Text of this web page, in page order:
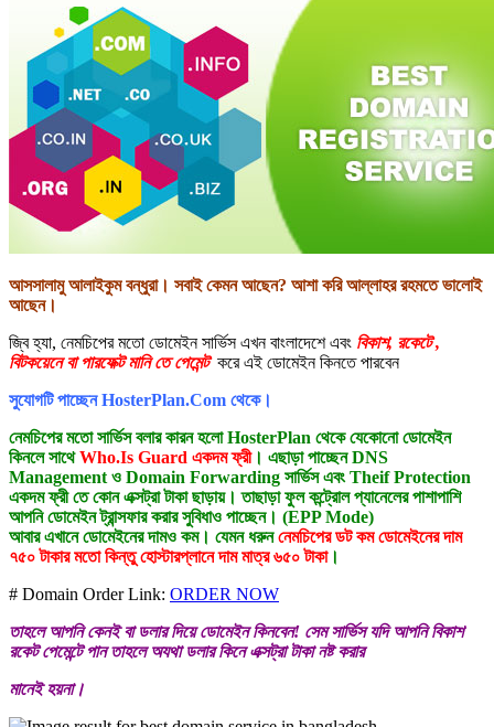
আসসালামু আলাইকুম বন্ধুরা। সবাই কেমন আছেন? আশা করি আল্লাহর রহমতে ভালোই
আছেন।
জ্বি হ্যা, নেমচিপের মতো ডোমেইন সার্ভিস এখন বাংলাদেশে এবং বিকাশ, রকেটে ,
বিটকয়েনে বা পারফেক্ট মানি তে পেমেন্টকরে এই ডোমেইন কিনতে পারবেন
সুযোগটি পাচ্ছেন HosterPlan.Com থেকে।
নেমচিপের মতো সার্ভিস বলার কারন হলো HosterPlan থেকে যেকোনো ডোমেইন
কিনলে সাথেWho.Is Guard একদম ফ্রী। এছাড়া পাচ্ছেন DNS
Management ও Domain Forwarding সার্ভিস এবং Theif Protection
একদম ফ্রী তে কোন এক্সট্রা টাকা ছাড়ায়। তাছাড়া ফুল কন্ট্রোল প্যানেলের পাশাপাশি
আপনি ডোমেইন ট্রান্সফার করার সুবিধাও পাচ্ছেন। (EPP Mode)
আবার এখানে ডোমেইনের দামও কম। যেমন ধরুননেমচিপের ডট কম ডোমেইনের দাম
৭৫০ টাকার মতো কিন্তু হোস্টারপ্লানে দাম মাত্র ৬৫০ টাকা।
# Domain Order Link: ORDER NOW
তাহলে আপনি কেনই বা ডলার দিয়ে ডোমেইন কিনবেন! সেম সার্ভিস যদি আপনি বিকাশ
রকেট পেমেন্টে পান তাহলে অযথা ডলার কিনে এক্সট্রা টাকা নষ্ট করার
মানেই হয়না।